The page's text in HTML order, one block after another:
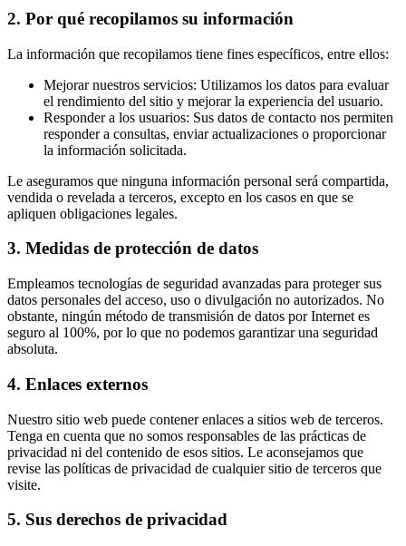
2. Por qué recopilamos su información
La información que recopilamos tiene fines específicos, entre ellos:
Mejorar nuestros servicios: Utilizamos los datos para evaluar
el rendimiento del sitio y mejorar la experiencia del usuario.
Responder a los usuarios: Sus datos de contacto nos permiten
responder a consultas, enviar actualizaciones o proporcionar
la información solicitada.
Le aseguramos que ninguna información personal será compartida,
vendida o revelada a terceros, excepto en los casos en que se
apliquen obligaciones legales.
3. Medidas de protección de datos
Empleamos tecnologías de seguridad avanzadas para proteger sus
datos personales del acceso, uso o divulgación no autorizados. No
obstante, ningún método de transmisión de datos por Internet es
seguro al 100%, por lo que no podemos garantizar una seguridad
absoluta.
4. Enlaces externos
Nuestro sitio web puede contener enlaces a sitios web de terceros.
Tenga en cuenta que no somos responsables de las prácticas de
privacidad ni del contenido de esos sitios. Le aconsejamos que
revise las políticas de privacidad de cualquier sitio de terceros que
visite.
5. Sus derechos de privacidad